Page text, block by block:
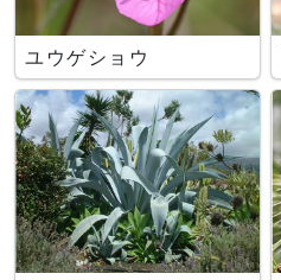
ユウゲショウ